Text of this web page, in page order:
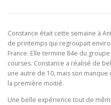
REGATES ALBUMS
PLANNING DES COURS
Constance était cette semaine à
de printemps qui regroupait
France. Elle termine 84e du
courses. Constance a réalisé de
une autre de 10, mais son
la première moitié.
Une belle expérience tout de